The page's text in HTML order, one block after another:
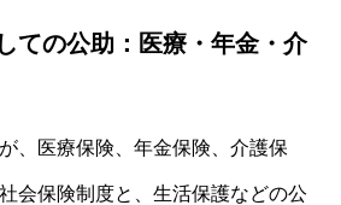
ての公助：医療・年金・介
、医療保険、年金保険、介護保
会保険制度と、生活保護などの公